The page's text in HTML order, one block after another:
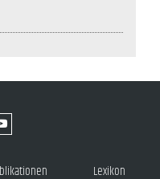
Lexikon